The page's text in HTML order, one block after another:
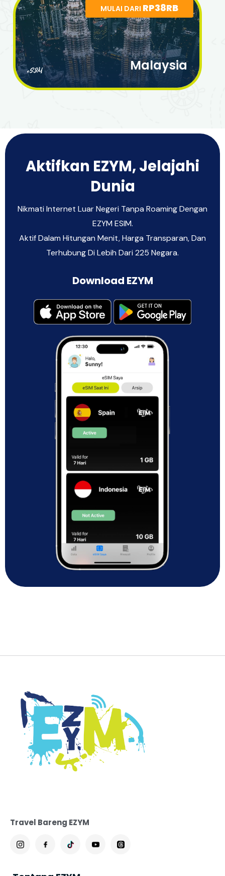
MULAI DARI RP38RB
eSIM Malaysia
Aktifkan EZYM, Jelajahi
Dunia
Nikmati Internet Luar Negeri Tanpa Roaming Dengan
EZYM ESIM.
Aktif Dalam Hitungan Menit, Harga Transparan, Dan
Terhubung Di Lebih Dari 225 Negara.
Download EZYM
Travel Bareng EZYM